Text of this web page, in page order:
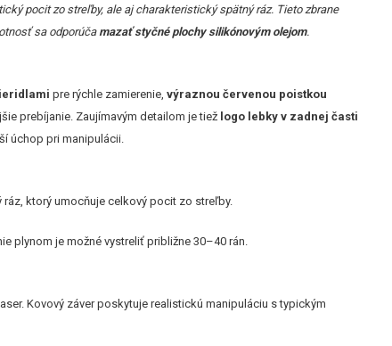
pocit zo streľby, ale aj charakteristický spätný ráz. Tieto zbrane
sa odporúčamazať styčné plochy silikónovým olejom.
pre rýchle zamierenie,výraznou červenou poistkou
prebíjanie. Zaujímavým detailom je tiež logo lebky v zadnej časti
úchop pri manipulácii.
ktorý umocňuje celkový pocit zo streľby.
plynom je možné vystreliť približne 30–40 rán.
Kovový záver poskytuje realistickú manipuláciu s typickým